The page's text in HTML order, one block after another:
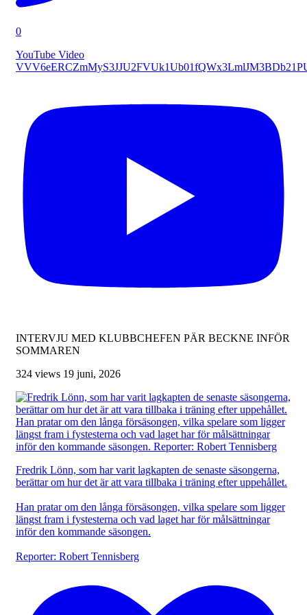
0
YouTube Video
INTERVJU MED KLUBBCHEFEN PÄR BECKNE INFÖR
SOMMAREN
324 views 19 juni, 2026
Fredrik Lönn, som har varit lagkapten de senaste säsongerna,
berättar om hur det är att vara tillbaka i träning efter uppehållet.
Han pratar om den långa försäsongen, vilka spelare som ligger
längst fram i fystesterna och vad laget har för målsättningar
inför den kommande säsongen.
Reporter: Robert Tennisberg